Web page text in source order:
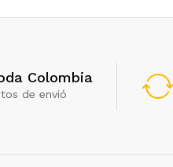
Colombia
de envió